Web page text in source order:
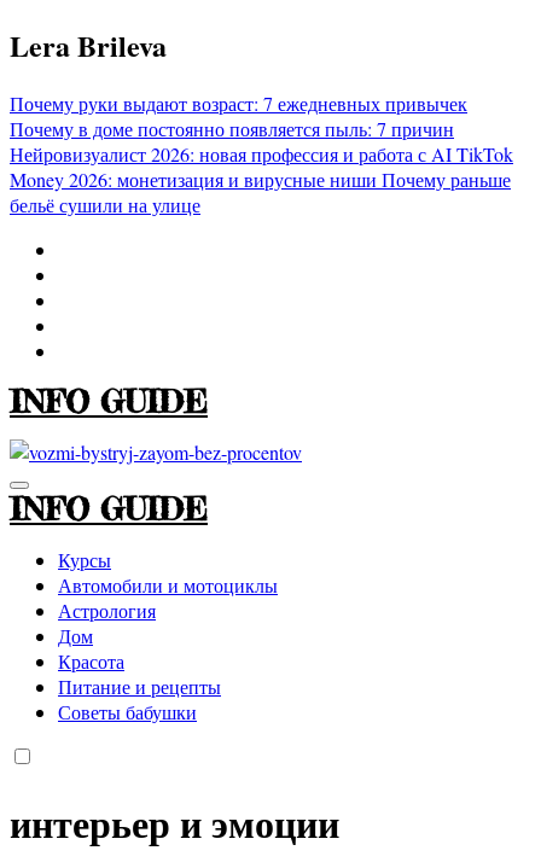
Перейти
к
Lera Brileva
Почему руки выдают возраст: 7 ежедневных привычек
Почему в доме постоянно появляется пыль: 7 причин
Нейровизуалист 2026: новая профессия и работа с AITikTok
Money 2026: монетизация и вирусные ниши Почему раньше
бельё сушили на улице
INFO GUIDE
INFO GUIDE
Курсы
Автомобили и мотоциклы
Астрология
Дом
Красота
Питание и рецепты
Советы бабушки
интерьер и эмоции